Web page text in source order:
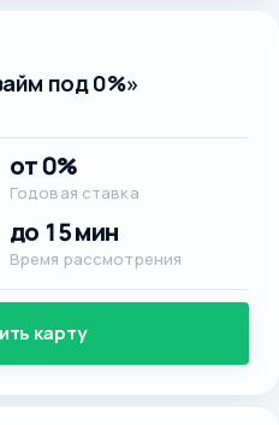
под 0%»
от 0%
Годовая ставка
до 15 мин
Время рассмотрения
карту